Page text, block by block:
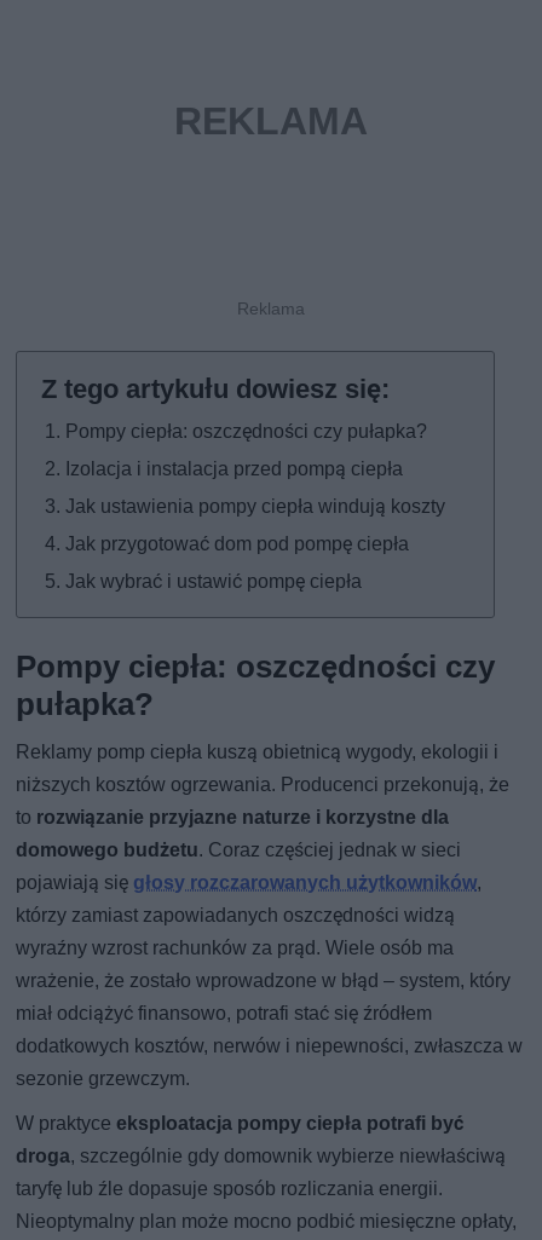
Pompy ciepła: oszczędności czy pułapka?
Izolacja i instalacja przed pompą ciepła
Jak ustawienia pompy ciepła windują koszty
Jak przygotować dom pod pompę ciepła
Jak wybrać i ustawić pompę ciepła
Pompy ciepła: oszczędności czy
pułapka?
Reklamy pomp ciepła kuszą obietnicą wygody, ekologii i
niższych kosztów ogrzewania. Producenci przekonują, że
to rozwiązanie przyjazne naturze i korzystne dla
domowego budżetu. Coraz częściej jednak w sieci
pojawiają się głosy rozczarowanych użytkowników,
którzy zamiast zapowiadanych oszczędności widzą
wyraźny wzrost rachunków za prąd. Wiele osób ma
wrażenie, że zostało wprowadzone w błąd – system, który
miał odciążyć finansowo, potrafi stać się źródłem
dodatkowych kosztów, nerwów i niepewności, zwłaszcza w
sezonie grzewczym.
W praktyce eksploatacja pompy ciepła potrafi być
droga, szczególnie gdy domownik wybierze niewłaściwą
taryfę lub źle dopasuje sposób rozliczania energii.
Nieoptymalny plan może mocno podbić miesięczne opłaty,